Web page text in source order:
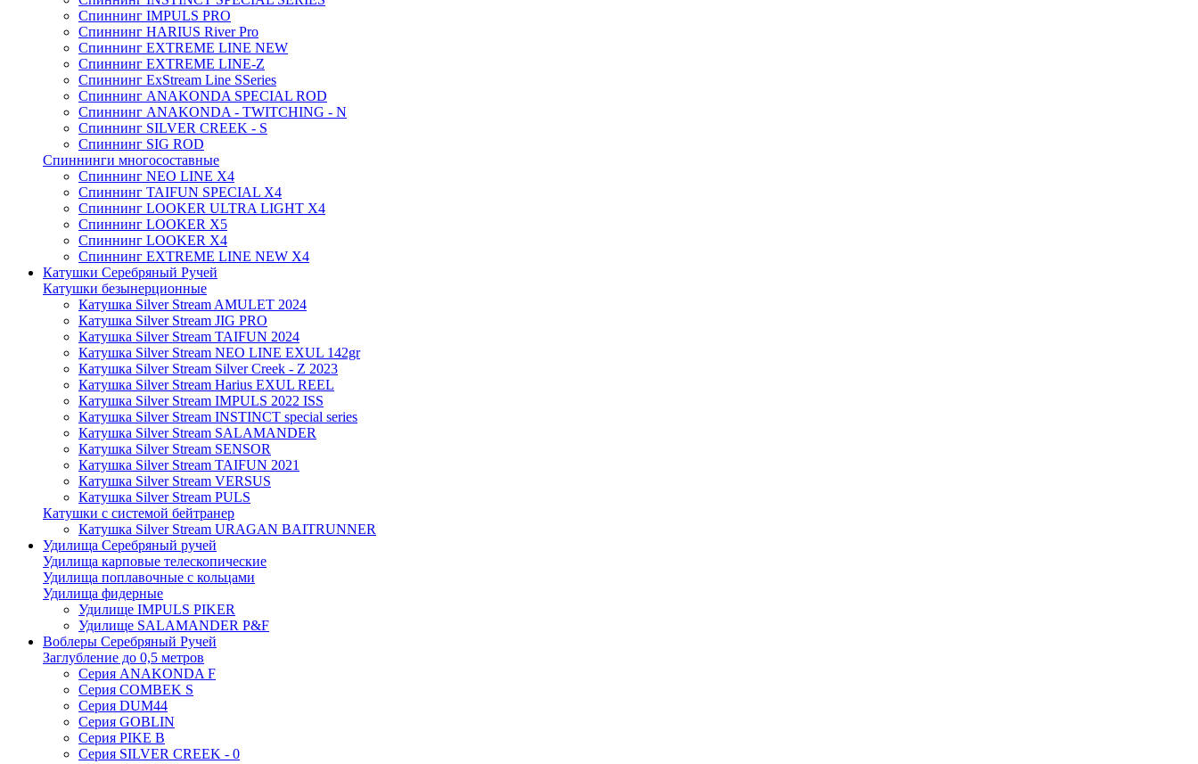
Спиннинг IMPULS PRO
Спиннинг HARIUS River Pro
Спиннинг EXTREME LINE NEW
Спиннинг EXTREME LINE-Z
Спиннинг ExStream Line SSeries
Спиннинг ANAKONDA SPECIAL ROD
Спиннинг ANAKONDA - TWITCHING - N
Спиннинг SILVER CREEK - S
Спиннинг SIG ROD
Спиннинги многосоставные
Спиннинг NEO LINE X4
Спиннинг TAIFUN SPECIAL X4
Спиннинг LOOKER ULTRA LIGHT X4
Спиннинг LOOKER X5
Спиннинг LOOKER X4
Спиннинг EXTREME LINE NEW X4
Катушки Серебряный Ручей
Катушки безынерционные
Катушка Silver Stream AMULET 2024
Катушка Silver Stream JIG PRO
Катушка Silver Stream TAIFUN 2024
Катушка Silver Stream NEO LINE EXUL 142gr
Катушка Silver Stream Silver Creek - Z 2023
Катушка Silver Stream Harius EXUL REEL
Катушка Silver Stream IMPULS 2022 ISS
Катушка Silver Stream INSTINCT special series
Катушка Silver Stream SALAMANDER
Катушка Silver Stream SENSOR
Катушка Silver Stream TAIFUN 2021
Катушка Silver Stream VERSUS
Катушка Silver Stream PULS
Катушки с системой бейтранер
Катушка Silver Stream URAGAN BAITRUNNER
Удилища Серебряный ручей
Удилища карповые телескопические
Удилища поплавочные с кольцами
Удилища фидерные
Удилище IMPULS PIKER
Удилище SALAMANDER P&F
Воблеры Серебряный Ручей
Заглубление до 0,5 метров
Серия ANAKONDA F
Серия COMBEK S
Серия DUM44
Серия GOBLIN
Серия PIKE B
Серия SILVER CREEK - 0